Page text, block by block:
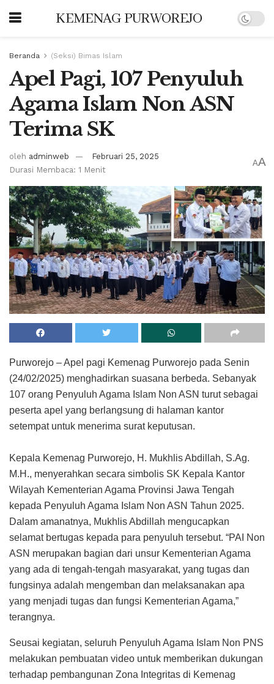
KEMENAG PURWOREJO
Beranda (Seksi) Bimas Islam
Apel Pagi, 107 Penyuluh
Agama Islam Non ASN
Terima SK
oleh adminweb
Februari 25, 2025
Durasi Membaca: 1 Menit
AA
Purworejo – Apel pagi Kemenag Purworejo pada Senin
(24/02/2025) menghadirkan suasana berbeda. Sebanyak
107 orang Penyuluh Agama Islam Non ASN turut sebagai
peserta apel yang berlangsung di halaman kantor
setempat untuk menerima surat keputusan.
Kepala Kemenag Purworejo, H. Mukhlis Abdillah, S.Ag.
M.H., menyerahkan secara simbolis SK Kepala Kantor
Wilayah Kementerian Agama Provinsi Jawa Tengah
kepada Penyuluh Agama Islam Non ASN Tahun 2025.
Dalam amanatnya, Mukhlis Abdillah mengucapkan
selamat bertugas kepada para penyuluh tersebut. “PAI Non
ASN merupakan bagian dari unsur Kementerian Agama
yang ada di tengah-tengah masyarakat, yang tugas dan
fungsinya adalah mengemban dan melaksanakan apa
yang menjadi tugas dan fungsi Kementerian Agama,”
terangnya.
Seusai kegiatan, seluruh Penyuluh Agama Islam Non PNS
melakukan pembuatan video untuk memberikan dukungan
terhadap pembangunan Zona Integritas di Kemenag